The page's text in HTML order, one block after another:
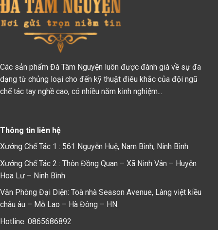
Các sản phẩm Đá Tâm Nguyện luôn được đánh giá về sự đa
dạng từ chủng loại cho đến kỹ thuật điêu khắc của đội ngũ
chế tác tay nghề cao, có nhiều năm kinh nghiệm...
Thông tin liên hệ
Xưởng Chế Tác 1 : 561 Nguyễn Huệ, Nam Bình, Ninh Bình
Xưởng Chế Tác 2 : Thôn Đồng Quan – Xã Ninh Vân – Huyện
Hoa Lư – Ninh Bình
Văn Phòng Đại Diện: Toà nhà Season Avenue, Làng việt kiều
châu âu – Mỗ Lao – Hà Đông – HN.
Hotline: 0865686892